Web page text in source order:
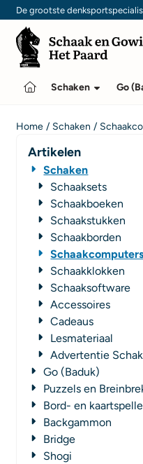
Cookievoorkeuren zijn
De grootste
Schaken Go
Home / Schaken /
Artikelen
Schaken
Schaaksets
Schaakboeken
Schaakstukken
Schaakborden
Schaakcomputers
Schaakklokken
Schaaksoftware
Accessoires
Cadeaus
Lesmateriaal
Advertentie
Go (Baduk)
Puzzels en
Bord- en
Backgammon
Bridge
Shogi